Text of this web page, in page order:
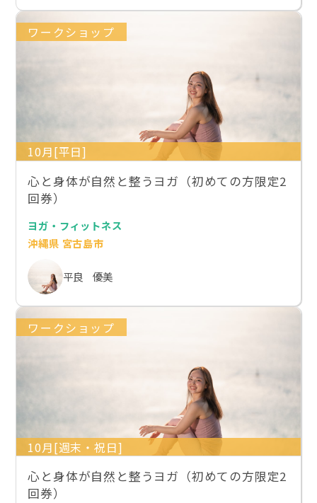
ワークショップ
10月[平日]
心と身体が自然と整うヨガ（初めての方限定2
回券）
ヨガ・フィットネス
沖縄県 宮古島市
平良 優美
ワークショップ
10月[週末・祝日]
心と身体が自然と整うヨガ（初めての方限定2
回券）